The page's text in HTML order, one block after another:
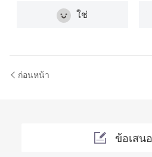
ใช่
ก่อนหน้า
ข้อเสน